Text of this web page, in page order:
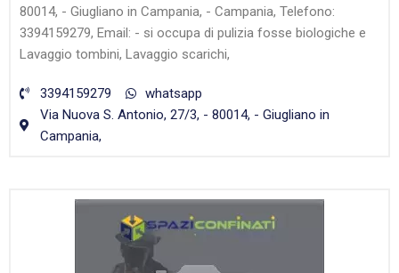
80014, - Giugliano in Campania, - Campania, Telefono:
3394159279, Email: - si occupa di pulizia fosse biologiche e
Lavaggio tombini, Lavaggio scarichi,
3394159279
whatsapp
Via Nuova S. Antonio, 27/3, - 80014, - Giugliano in
Campania,